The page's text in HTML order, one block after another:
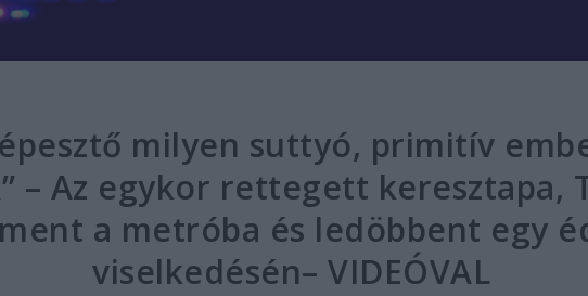
milyen suttyó, primitív
– Az egykor rettegett keresztapa,
a metróba és ledöbbent egy
viselkedésén– VIDEÓVAL